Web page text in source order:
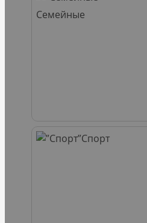
Семейные
Спорт